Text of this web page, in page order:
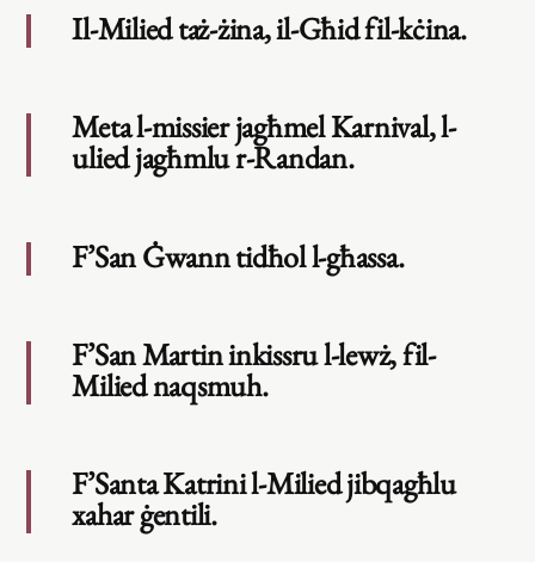
Il-Milied taż-żina, il-Għid fil-kċina.
Meta l-missier jagħmel Karnival, l-
ulied jagħmlu r-Randan.
F’San Ġwann tidħol l-għassa.
F’San Martin inkissru l-lewż, fil-
Milied naqsmuh.
F’Santa Katrini l-Milied jibqagħlu
xahar ġentili.